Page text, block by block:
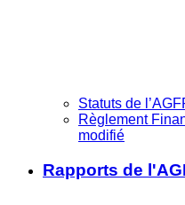
Statuts de
Règlement
modifié
Rapports de